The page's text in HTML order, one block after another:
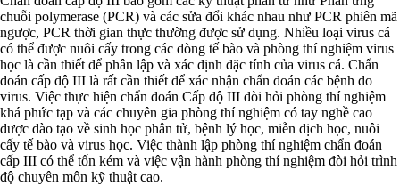
chuỗi polymerase (PCR) và các sửa đổi khác nhau như PCR phiên mã
ngược, PCR thời gian thực thường được sử dụng. Nhiều loại virus cá
có thể được nuôi cấy trong các dòng tế bào và phòng thí nghiệm virus
học là cần thiết để phân lập và xác định đặc tính của virus cá. Chẩn
đoán cấp độ III là rất cần thiết để xác nhận chẩn đoán các bệnh do
virus. Việc thực hiện chẩn đoán Cấp độ III đòi hỏi phòng thí nghiệm
khá phức tạp và các chuyên gia phòng thí nghiệm có tay nghề cao
được đào tạo về sinh học phân tử, bệnh lý học, miễn dịch học, nuôi
cấy tế bào và virus học. Việc thành lập phòng thí nghiệm chẩn đoán
cấp III có thể tốn kém và việc vận hành phòng thí nghiệm đòi hỏi trình
độ chuyên môn kỹ thuật cao.